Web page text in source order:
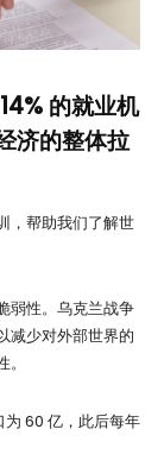
的就业机
济的整体拉
，帮助我们了解世
弱性。乌克兰战争
减少对外部世界的
60 亿，此后每年